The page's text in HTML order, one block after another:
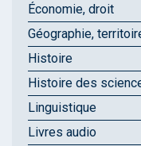
Économie, droit
Géographie,
Histoire
Histoire des
Linguistique
Livres audio